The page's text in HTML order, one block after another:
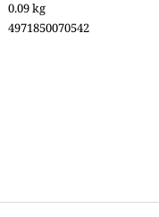
0.09 kg
4971850070542